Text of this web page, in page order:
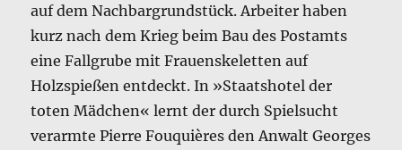
auf dem Nachbargrundstück. Arbeiter haben
kurz nach dem Krieg beim Bau des Postamts
eine Fallgrube mit Frauenskeletten auf
Holzspießen entdeckt. In »Staatshotel der
toten Mädchen« lernt der durch Spielsucht
verarmte Pierre Fouquières den Anwalt Georges